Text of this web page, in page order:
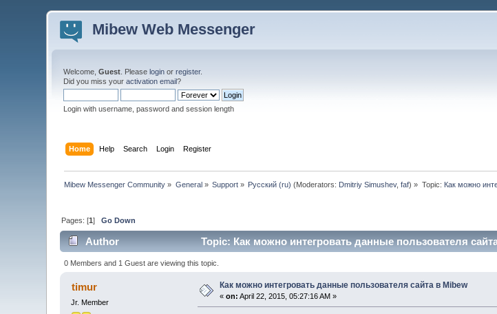
Mibew Web Messenger
Welcome,Guest . Pleaselogin orregister.
Did you miss youractivation email?
Login with username, password and session length
Home Help Search Login Register
Mibew Messenger Community » General» Support » Русский (ru) (Moderators: Dmitriy Simushev,faf) » Topic: Как можно
Pages: [1]Go Down
Author Topic: Как можно интегровать данные пользователя
0 Members and 1 Guest are viewing this topic.
timur
Jr. Member
Как можно интегровать данные пользователя сайта в Mibew
«on: April 22, 2015, 05:27:16 AM »